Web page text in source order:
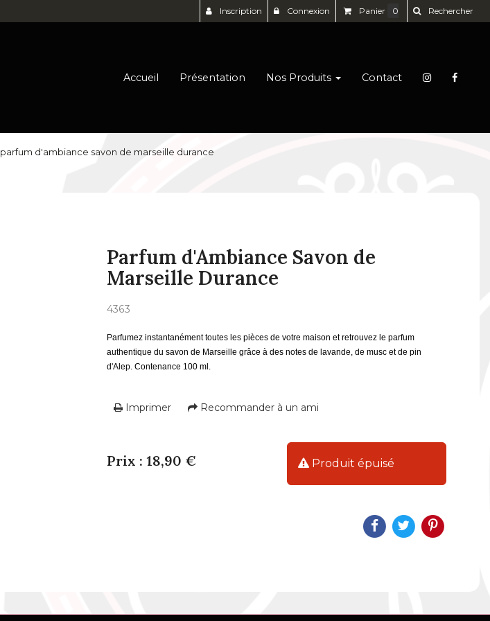
Accueil Présentation Nos Produits Contact
parfum d'ambiance savon de marseille durance
Parfum d'Ambiance Savon de
Marseille Durance
4363
Parfumez instantanément toutes les pièces de votre maison et retrouvez le parfum
authentique du savon de Marseille grâce à des notes de lavande, de musc et de pin
d'Alep. Contenance 100 ml.
Imprimer Recommander à un ami
Prix : 18,90 € Produit épuisé
Inscription Connexion Panier 0 Rechercher